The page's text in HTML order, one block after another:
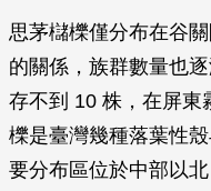
思茅櫧櫟僅分布在谷
的關係，族群數量也
存不到 10 株，在屏東
櫟是臺灣幾種落葉性
要分布區位於中部以